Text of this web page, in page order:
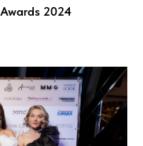
2024